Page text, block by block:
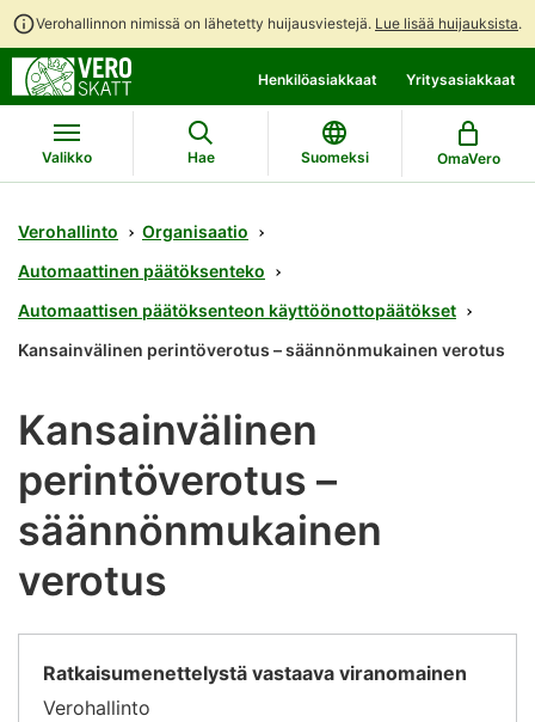
Verohallinnon nimissä on lähetetty huijausviestejä. Lue lisää huijauksista.
suoraan
sisältöön
koko
sivuston
hakuun
Henkilöasiakkaat Yritysasiakkaat
Valikko Hae Suomeksi OmaVero
Verohallinto
Organisaatio
Automaattinen päätöksenteko
Automaattisen päätöksenteon käyttöönottopäätökset
Kansainvälinen perintöverotus – säännönmukainen verotus
Kansainvälinen
perintöverotus –
säännönmukainen
verotus
Ratkaisumenettelystä vastaava viranomainen
Verohallinto